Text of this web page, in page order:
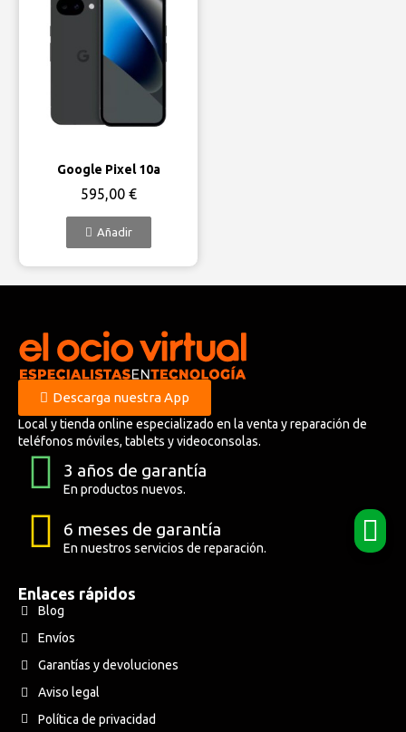
Vista rápida
Google Pixel 10a
595,00 €
Añadir
Descarga nuestra App
Local y tienda online especializado en la venta y reparación de
teléfonos móviles, tablets y videoconsolas.
3 años de garantía
En productos nuevos.
6 meses de garantía
En nuestros servicios de reparación.
Enlaces rápidos
Blog
Envíos
Garantías y devoluciones
Aviso legal
Política de privacidad